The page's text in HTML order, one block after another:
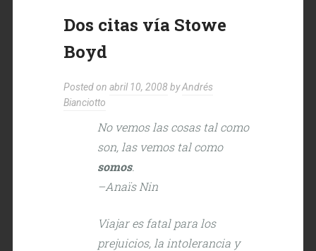
Dos citas vía Stowe
Boyd
Posted onabril 10, 2008 byAndrés
Bianciotto
No vemos las cosas tal como
son, las vemos tal como
somos.
–Anaïs Nin
Viajar es fatal para los
prejuicios, la intolerancia y